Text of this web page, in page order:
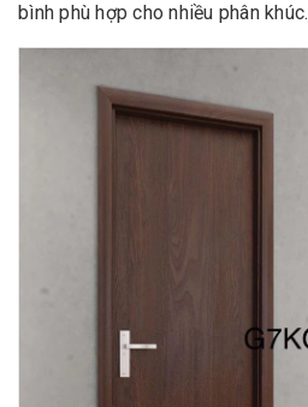
bình phù hợp cho nhiều phân khúc.